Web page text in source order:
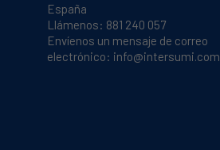
España
Llámenos: 881 240 057
Envíenos un mensaje de correo
electrónico: info@intersumi.com